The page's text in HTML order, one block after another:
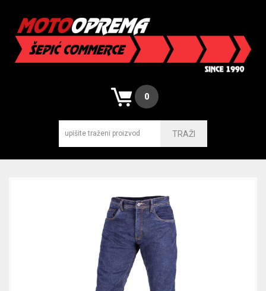
0
TRAŽI